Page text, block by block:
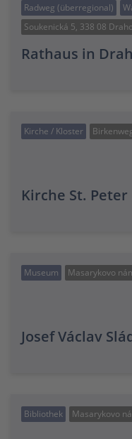
Radweg (überregional)
Soukenická 5, 338 08
Rathaus in
Kirche / Kloster
Kirche St.
Museum Masarykovo
Josef Václav
Bibliothek Masarykovo